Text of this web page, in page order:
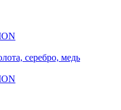
серебро, медь